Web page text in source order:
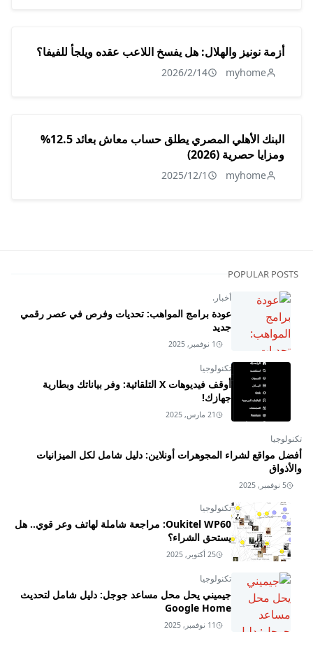
أزمة نونيز والهلال: هل يفسخ اللاعب عقده ويلجأ للفيفا؟
myhome
2026/2/14
البنك الأهلي المصري يطلق حساب معاش بعائد 12.5%
ومزايا حصرية (2026)
myhome
2025/12/1
POPULAR POSTS
أخبار.
عودة برامج المواهب: تحديات وفرص في عصر رقمي
جديد
1 نوفمبر, 2025
تكنولوجيا
أوقف فيديوهات X التلقائية: وفر بياناتك وبطارية
جهازك!
21 مارس, 2025
تكنولوجيا
أفضل مواقع لشراء المجوهرات أونلاين: دليل شامل لكل الميزانيات
والأذواق
5 نوفمبر, 2025
تكنولوجيا
Oukitel WP60: مراجعة شاملة لهاتف وعر قوي.. هل
يستحق الشراء؟
25 أكتوبر, 2025
تكنولوجيا
جيميني يحل محل مساعد جوجل: دليل شامل لتحديث
Google Home
11 نوفمبر, 2025